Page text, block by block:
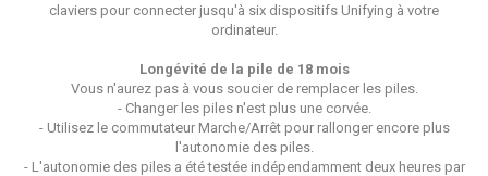
claviers pour connecter jusqu'à six dispositifs Unifying à votre
ordinateur.
Longévité de la pile de 18 mois
Vous n'aurez pas à vous soucier de remplacer les piles.
- Changer les piles n'est plus une corvée.
- Utilisez le commutateur Marche/Arrêt pour rallonger encore plus
l'autonomie des piles.
- L'autonomie des piles a été testée indépendamment deux heures par